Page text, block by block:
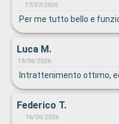
17/07/2026
Per me tutto bello e
Luca M.
19/06/2026
Intrattenimento ottimo,
Federico T.
16/06/2026